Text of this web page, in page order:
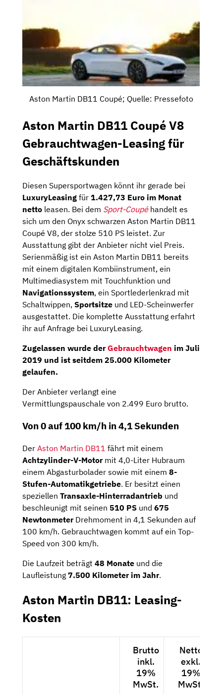
Aston Martin DB11 Coupé; Quelle: Pressefoto
Aston Martin DB11 Coupé V8
Gebrauchtwagen-Leasing für
Geschäftskunden
Diesen Supersportwagen könnt ihr gerade bei
LuxuryLeasing für 1.427,73 Euro im Monat
netto leasen. Bei dem Sport-Coupéhandelt es
sich um den Onyx schwarzen Aston Martin DB11
Coupé V8, der stolze 510 PS leistet. Zur
Ausstattung gibt der Anbieter nicht viel Preis.
Serienmäßig ist ein Aston Martin DB11 bereits
mit einem digitalen Kombiinstrument, ein
Multimediasystem mit Touchfunktion und
Navigationssystem, ein Sportlederlenkrad mit
Schaltwippen, Sportsitze und LED-Scheinwerfer
ausgestattet. Die komplette Ausstattung erfahrt
ihr auf Anfrage bei LuxuryLeasing.
Zugelassen wurde derGebrauchtwagen im Juli
2019 und ist seitdem 25.000 Kilometer
gelaufen.
Der Anbieter verlangt eine
Vermittlungspauschale von 2.499 Euro brutto.
Von 0 auf 100 km/h in 4,1 Sekunden
Der Aston Martin DB11 fährt mit einem
Achtzylinder-V-Motormit 4,0-Liter Hubraum
einem Abgasturbolader sowie mit einem 8-
Stufen-Automatikgetriebe. Er besitzt einen
speziellen Transaxle-Hinterradantrieb und
beschleunigt mit seinen 510 PS und 675
NewtonmeterDrehmoment in 4,1 Sekunden auf
100 km/h. Gebrauchtwagen kommt auf ein Top-
Speed von 300 km/h.
Die Laufzeit beträgt 48 Monate und die
Laufleistung 7.500 Kilometer im Jahr.
Aston Martin DB11: Leasing-
Kosten
Brutto
inkl.
19%
MwSt.
Netto
exkl.
19%
MwSt.